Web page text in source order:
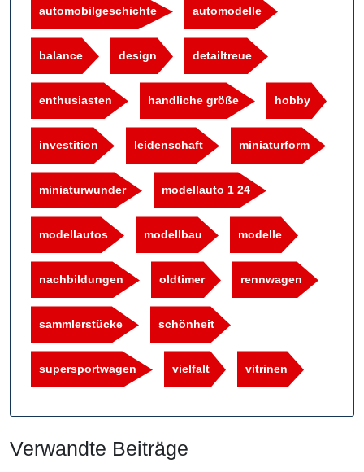
automobilgeschichte automodelle
balance design detailtreue
enthusiasten handliche größe hobby
investition leidenschaft miniaturform
miniaturwunder modellauto 1 24
modellautos modellbau modelle
nachbildungen oldtimer rennwagen
sammlerstücke schönheit
supersportwagen vielfalt vitrinen
Verwandte Beiträge